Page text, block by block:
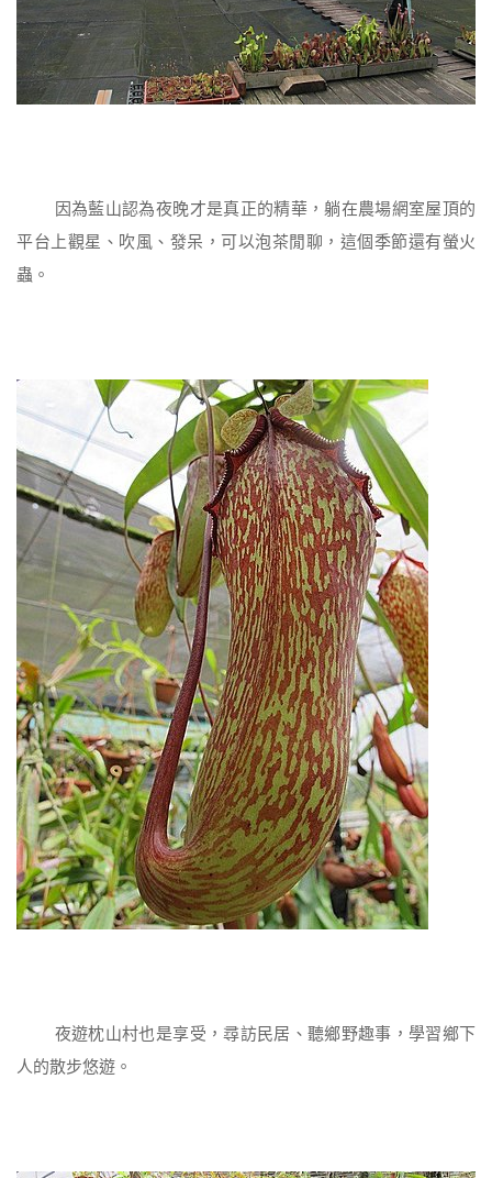
因為藍山認為夜晚才是真正的精華，躺在農場網室屋頂的
平台上觀星、吹風、發呆，可以泡茶閒聊，這個季節還有螢火
蟲。
夜遊枕山村也是享受，尋訪民居、聽鄉野趣事，學習鄉下
人的散步悠遊。